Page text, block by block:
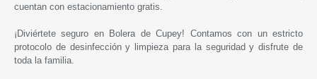
cuentan con estacionamiento gratis.
¡Diviértete seguro en Bolera de Cupey! Contamos con un estricto
protocolo de desinfección y limpieza para la seguridad y disfrute de
toda la familia.